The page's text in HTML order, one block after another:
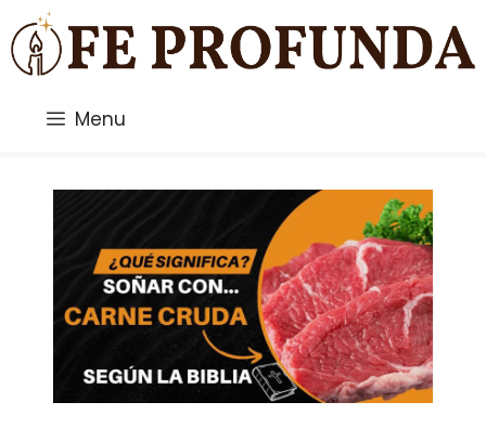
Saltar
al
contenido
Menu